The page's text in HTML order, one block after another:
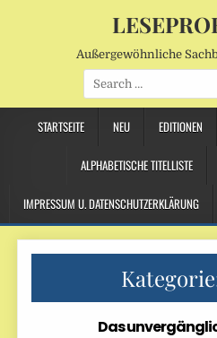
Außergewöhnliche
Search
for:
STARTSEITE NEU EDITIONEN
ALPHABETISCHE TITELLISTE
IMPRESSUM U. DATENSCHUTZERKLÄRUNG
Das